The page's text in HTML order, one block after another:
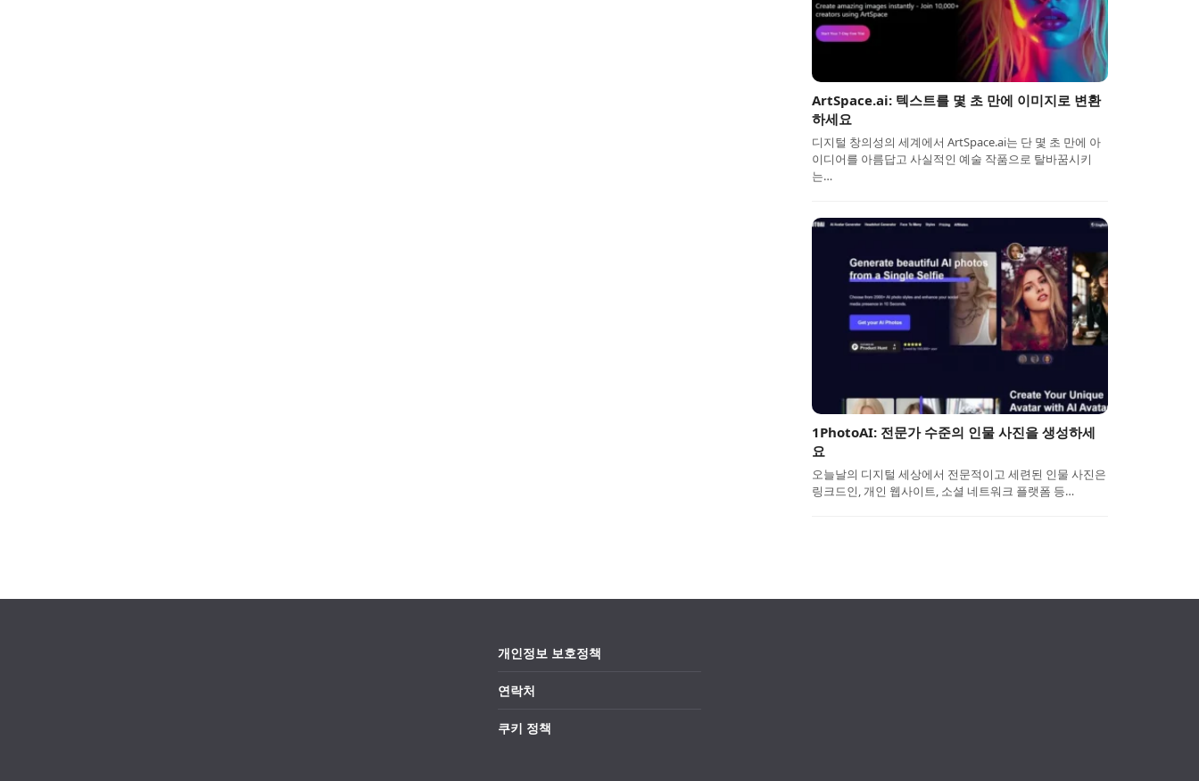
ArtSpace.ai: 텍스트를 몇 초 만에 이미지로 변환
하세요
디지털 창의성의 세계에서 ArtSpace.ai는 단 몇 초 만에 아
이디어를 아름답고 사실적인 예술 작품으로 탈바꿈시키
는…
1PhotoAI: 전문가 수준의 인물 사진을 생성하세
요
오늘날의 디지털 세상에서 전문적이고 세련된 인물 사진은
링크드인, 개인 웹사이트, 소셜 네트워크 플랫폼 등…
개인정보 보호정책
연락처
쿠키 정책